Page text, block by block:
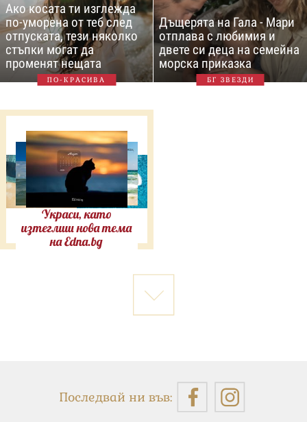
Ако косата ти изглежда
по-уморена от теб след
отпуската, тези няколко
стъпки могат да
променят нещата
ПО-КРАСИВА
Дъщерята на Гала - Мари
отплава с любимия и
двете си деца на семейна
морска приказка
БГ ЗВЕЗДИ
Украси, като
изтеглиш нова тема
на Edna.bg
Последвай ни във: